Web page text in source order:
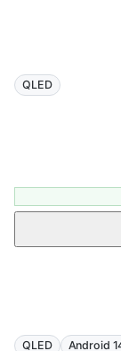
QLED
QLED Android